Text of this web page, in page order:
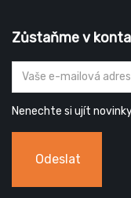
Zůstaňme v
Nenechte si ujít
Odeslat